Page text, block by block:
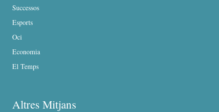
Successos
Esports
Oci
Economia
El Temps
Altres Mitjans